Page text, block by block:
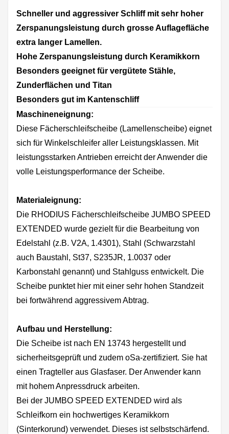
Schneller und aggressiver Schliff mit sehr hoher
Zerspanungsleistung durch grosse Auflagefläche
extra langer Lamellen.
Hohe Zerspanungsleistung durch Keramikkorn
Besonders geeignet für vergütete Stähle,
Zunderflächen und Titan
Besonders gut im Kantenschliff
Maschineneignung:
Diese Fächerschleifscheibe (Lamellenscheibe) eignet
sich für Winkelschleifer aller Leistungsklassen. Mit
leistungsstarken Antrieben erreicht der Anwender die
volle Leistungsperformance der Scheibe.
Materialeignung:
Die RHODIUS Fächerschleifscheibe JUMBO SPEED
EXTENDED wurde gezielt für die Bearbeitung von
Edelstahl (z.B. V2A, 1.4301), Stahl (Schwarzstahl
auch Baustahl, St37, S235JR, 1.0037 oder
Karbonstahl genannt) und Stahlguss entwickelt. Die
Scheibe punktet hier mit einer sehr hohen Standzeit
bei fortwährend aggressivem Abtrag.
Aufbau und Herstellung:
Die Scheibe ist nach EN 13743 hergestellt und
sicherheitsgeprüft und zudem oSa-zertifiziert. Sie hat
einen Tragteller aus Glasfaser. Der Anwender kann
mit hohem Anpressdruck arbeiten.
Bei der JUMBO SPEED EXTENDED wird als
Schleifkorn ein hochwertiges Keramikkorn
(Sinterkorund) verwendet. Dieses ist selbstschärfend.